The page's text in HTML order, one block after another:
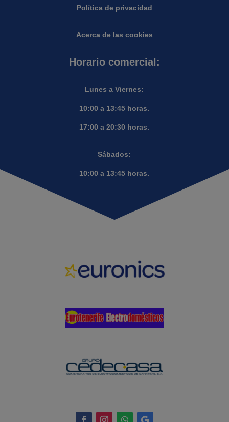
Política de privacidad
Acerca de las cookies
Horario comercial:
Lunes a Viernes:
10:00 a 13:45 horas.
17:00 a 20:30 horas.
Sábados:
10:00 a 13:45 horas.